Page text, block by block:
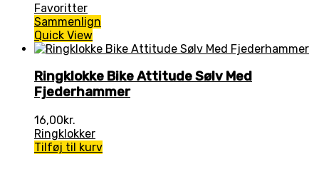
Favoritter
Sammenlign
Quick View
Ringklokke Bike Attitude Sølv Med
Fjederhammer
16,00kr.
Ringklokker
Tilføj til kurv